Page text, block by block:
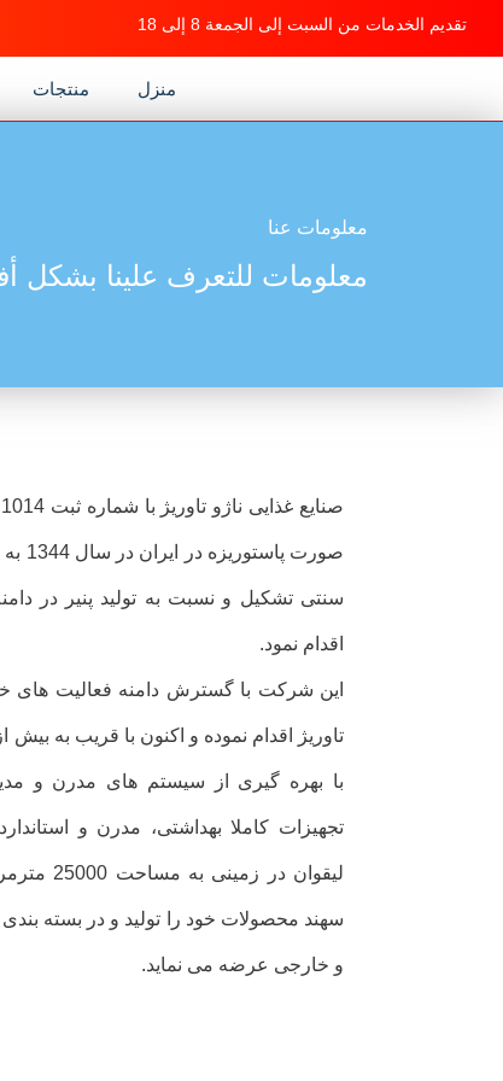
تقديم الخدمات من السبت إلى الجمعة 8 إلى 18
منزل منتجات
معلومات عنا
معلومات للتعرف علينا بشكل
سنتی تشکیل و نسبت به تولید پنیر در
اقدام نمود.
این شرکت با گسترش دامنه فعالیت های
تاوریژ اقدام نموده و اکنون با قریب به بیش
با بهره گیری از سیستم های مدرن و
تجهیزات کاملا بهداشتی، مدرن و
لیقوان
سهند محصولات خود را تولید و در بسته
و خارجی عرضه می نماید.